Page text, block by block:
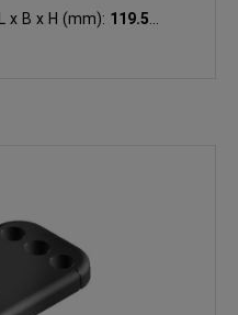
L x B x H (mm): 119.5 x